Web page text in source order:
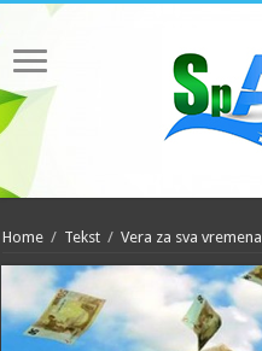
Home / Tekst / Vera za sva vremena